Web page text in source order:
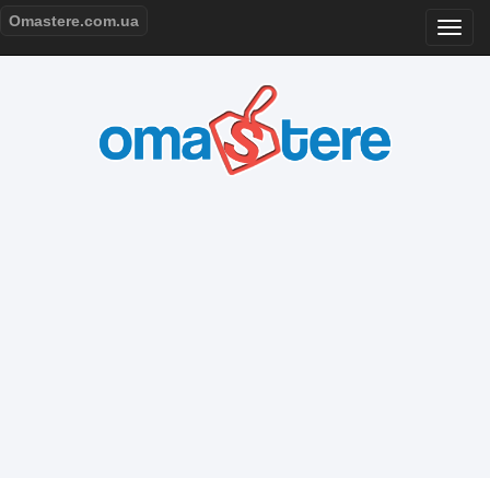
Omastere.com.ua